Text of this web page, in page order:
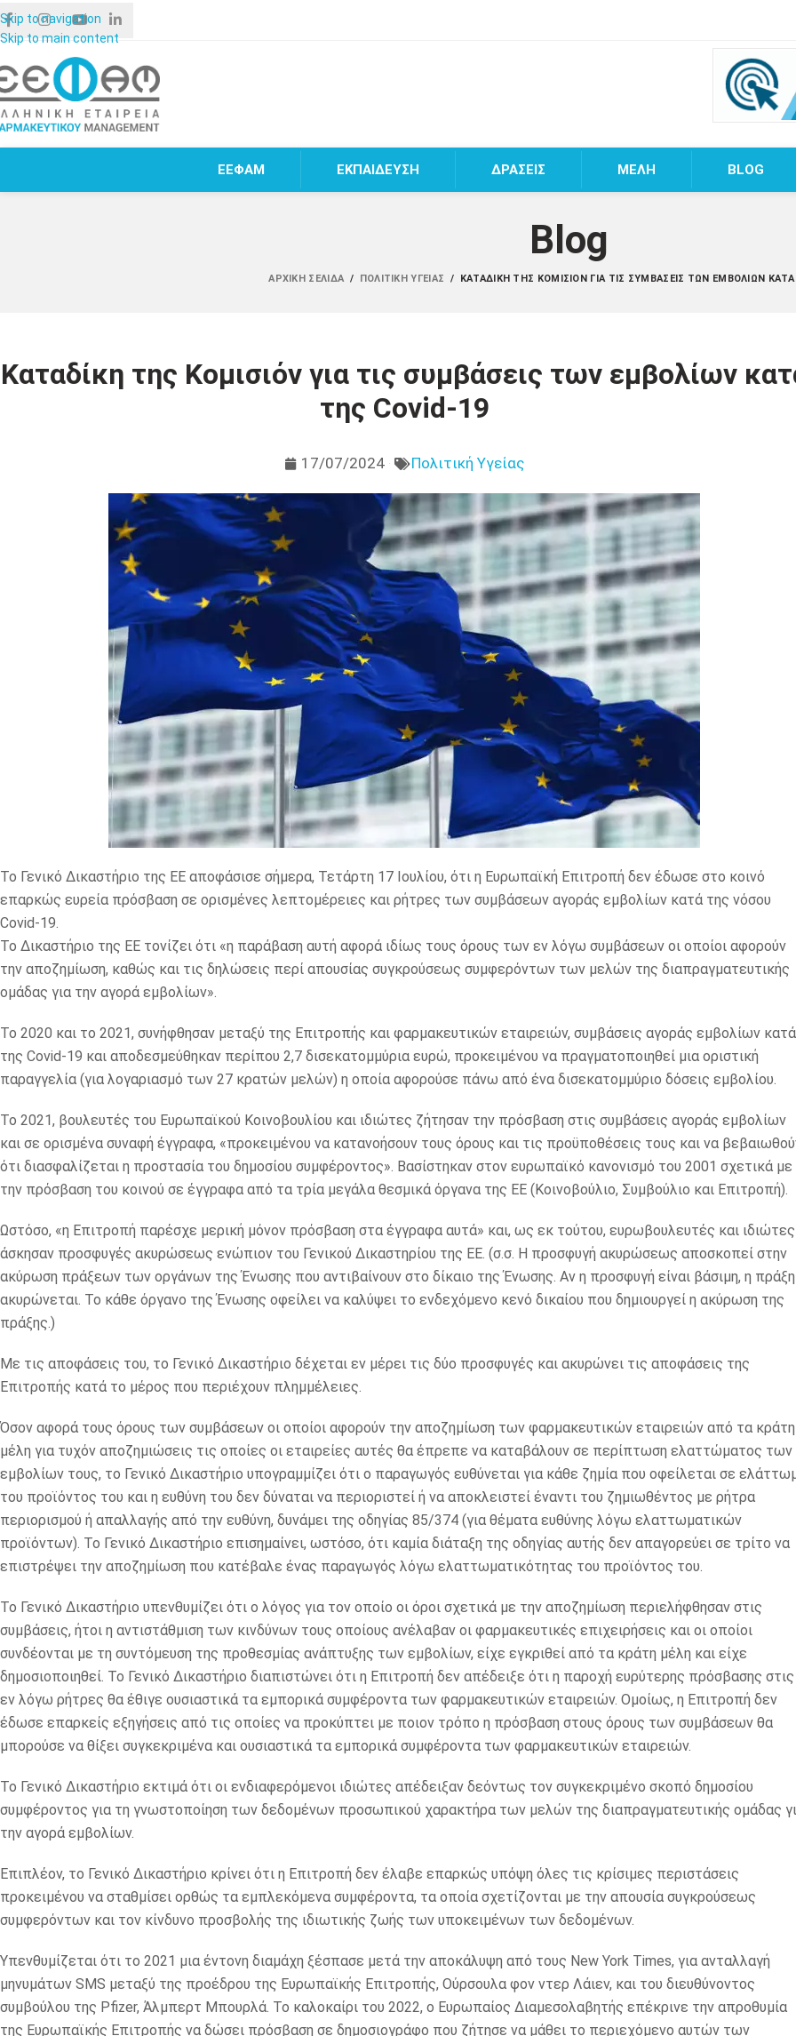
Skip to navigation
Skip to main content
ΕΕΦΑΜ ΕΚΠΑΙΔΕΥΣΗ ΔΡΑΣΕΙΣ MEΛΗ BLOG
Blog
ΑΡΧΙΚΉ ΣΕΛΊΔΑ / ΠΟΛΙΤΙΚΉ ΥΓΕΊΑΣ / ΚΑΤΑΔΊΚΗ ΤΗΣ ΚΟΜΙΣΙΌΝ ΓΙΑ ΤΙΣ ΣΥΜΒΆΣΕΙΣ ΤΩΝ ΕΜΒΟΛΊΩΝ ΚΑΤΆ
Καταδίκη της Κομισιόν για τις συμβάσεις των εμβολίων
της Covid-19
17/07/2024 Πολιτική Υγείας
To Γενικό Δικαστήριο της ΕΕ αποφάσισε σήμερα, Τετάρτη 17 Ιουλίου, ότι η Ευρωπαϊκή Επιτροπή δεν έδωσε στο κοινό
επαρκώς ευρεία πρόσβαση σε ορισμένες λεπτομέρειες και ρήτρες των συμβάσεων αγοράς εμβολίων κατά της νόσου
Covid-19.
Το Δικαστήριο της ΕΕ τονίζει ότι «η παράβαση αυτή αφορά ιδίως τους όρους των εν λόγω συμβάσεων οι οποίοι αφορούν
την αποζημίωση, καθώς και τις δηλώσεις περί απουσίας συγκρούσεως συμφερόντων των μελών της διαπραγματευτικής
ομάδας για την αγορά εμβολίων».
Το 2020 και το 2021, συνήφθησαν μεταξύ της Επιτροπής και φαρμακευτικών εταιρειών, συμβάσεις αγοράς εμβολίων κατά
της Covid-19 και αποδεσμεύθηκαν περίπου 2,7 δισεκατομμύρια ευρώ, προκειμένου να πραγματοποιηθεί μια οριστική
παραγγελία (για λογαριασμό των 27 κρατών μελών) η οποία αφορούσε πάνω από ένα δισεκατομμύριο δόσεις εμβολίου.
Το 2021, βουλευτές του Ευρωπαϊκού Κοινοβουλίου και ιδιώτες ζήτησαν την πρόσβαση στις συμβάσεις αγοράς εμβολίων
και σε ορισμένα συναφή έγγραφα, «προκειμένου να κατανοήσουν τους όρους και τις προϋποθέσεις τους και να
ότι διασφαλίζεται η προστασία του δημοσίου συμφέροντος». Βασίστηκαν στον ευρωπαϊκό κανονισμό του 2001 σχετικά με
την πρόσβαση του κοινού σε έγγραφα από τα τρία μεγάλα θεσμικά όργανα της ΕΕ (Κοινοβούλιο, Συμβούλιο και Επιτροπή).
Ωστόσο, «η Επιτροπή παρέσχε μερική μόνον πρόσβαση στα έγγραφα αυτά» και, ως εκ τούτου, ευρωβουλευτές και ιδιώτες
άσκησαν προσφυγές ακυρώσεως ενώπιον του Γενικού Δικαστηρίου της ΕΕ. (σ.σ. Η προσφυγή ακυρώσεως αποσκοπεί στην
ακύρωση πράξεων των οργάνων της Ένωσης που αντιβαίνουν στο δίκαιο της Ένωσης. Αν η προσφυγή είναι βάσιμη, η πράξη
ακυρώνεται. Το κάθε όργανο της Ένωσης οφείλει να καλύψει το ενδεχόμενο κενό δικαίου που δημιουργεί η ακύρωση της
πράξης.)
Με τις αποφάσεις του, το Γενικό Δικαστήριο δέχεται εν μέρει τις δύο προσφυγές και ακυρώνει τις αποφάσεις της
Επιτροπής κατά το μέρος που περιέχουν πλημμέλειες.
Όσον αφορά τους όρους των συμβάσεων οι οποίοι αφορούν την αποζημίωση των φαρμακευτικών εταιρειών από τα κράτη
μέλη για τυχόν αποζημιώσεις τις οποίες οι εταιρείες αυτές θα έπρεπε να καταβάλουν σε περίπτωση ελαττώματος των
εμβολίων τους, το Γενικό Δικαστήριο υπογραμμίζει ότι ο παραγωγός ευθύνεται για κάθε ζημία που οφείλεται σε
του προϊόντος του και η ευθύνη του δεν δύναται να περιοριστεί ή να αποκλειστεί έναντι του ζημιωθέντος με ρήτρα
περιορισμού ή απαλλαγής από την ευθύνη, δυνάμει της οδηγίας 85/374 (για θέματα ευθύνης λόγω ελαττωματικών
προϊόντων). Το Γενικό Δικαστήριο επισημαίνει, ωστόσο, ότι καμία διάταξη της οδηγίας αυτής δεν απαγορεύει σε τρίτο να
επιστρέψει την αποζημίωση που κατέβαλε ένας παραγωγός λόγω ελαττωματικότητας του προϊόντος του.
Το Γενικό Δικαστήριο υπενθυμίζει ότι ο λόγος για τον οποίο οι όροι σχετικά με την αποζημίωση περιελήφθησαν στις
συμβάσεις, ήτοι η αντιστάθμιση των κινδύνων τους οποίους ανέλαβαν οι φαρμακευτικές επιχειρήσεις και οι οποίοι
συνδέονται με τη συντόμευση της προθεσμίας ανάπτυξης των εμβολίων, είχε εγκριθεί από τα κράτη μέλη και είχε
δημοσιοποιηθεί. Το Γενικό Δικαστήριο διαπιστώνει ότι η Επιτροπή δεν απέδειξε ότι η παροχή ευρύτερης πρόσβασης στις
εν λόγω ρήτρες θα έθιγε ουσιαστικά τα εμπορικά συμφέροντα των φαρμακευτικών εταιρειών. Ομοίως, η Επιτροπή δεν
έδωσε επαρκείς εξηγήσεις από τις οποίες να προκύπτει με ποιον τρόπο η πρόσβαση στους όρους των συμβάσεων θα
μπορούσε να θίξει συγκεκριμένα και ουσιαστικά τα εμπορικά συμφέροντα των φαρμακευτικών εταιρειών.
Το Γενικό Δικαστήριο εκτιμά ότι οι ενδιαφερόμενοι ιδιώτες απέδειξαν δεόντως τον συγκεκριμένο σκοπό δημοσίου
συμφέροντος για τη γνωστοποίηση των δεδομένων προσωπικού χαρακτήρα των μελών της διαπραγματευτικής ομάδας
την αγορά εμβολίων.
Επιπλέον, το Γενικό Δικαστήριο κρίνει ότι η Επιτροπή δεν έλαβε επαρκώς υπόψη όλες τις κρίσιμες περιστάσεις
προκειμένου να σταθμίσει ορθώς τα εμπλεκόμενα συμφέροντα, τα οποία σχετίζονται με την απουσία συγκρούσεως
συμφερόντων και τον κίνδυνο προσβολής της ιδιωτικής ζωής των υποκειμένων των δεδομένων.
Υπενθυμίζεται ότι το 2021 μια έντονη διαμάχη ξέσπασε μετά την αποκάλυψη από τους New York Times, για ανταλλαγή
μηνυμάτων SMS μεταξύ της προέδρου της Ευρωπαϊκής Επιτροπής, Ούρσουλα φον ντερ Λάιεν, και του διευθύνοντος
συμβούλου της Pfizer, Άλμπερτ Μπουρλά. Το καλοκαίρι του 2022, ο Ευρωπαίος Διαμεσολαβητής επέκρινε την απροθυμία
της Ευρωπαϊκής Επιτροπής να δώσει πρόσβαση σε δημοσιογράφο που ζήτησε να μάθει το περιεχόμενο αυτών των